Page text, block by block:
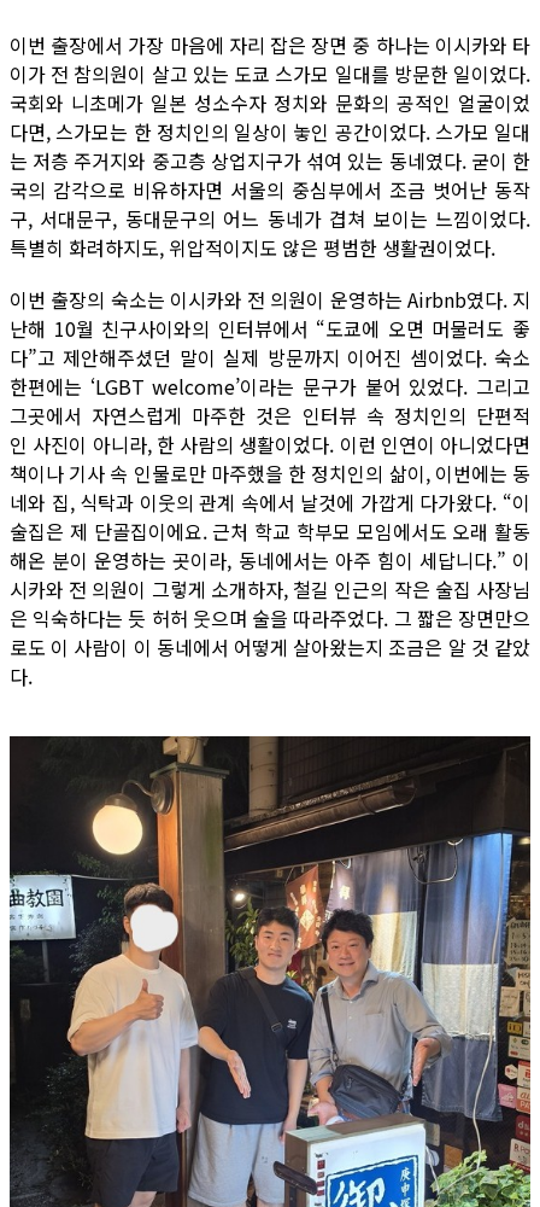
이번 출장에서 가장 마음에 자리 잡은 장면 중 하나는 이시카와 타
이가 전 참의원이 살고 있는 도쿄 스가모 일대를 방문한 일이었다.
국회와 니초메가 일본 성소수자 정치와 문화의 공적인 얼굴이었
다면, 스가모는 한 정치인의 일상이 놓인 공간이었다. 스가모 일대
는 저층 주거지와 중고층 상업지구가 섞여 있는 동네였다. 굳이 한
국의 감각으로 비유하자면 서울의 중심부에서 조금 벗어난 동작
구, 서대문구, 동대문구의 어느 동네가 겹쳐 보이는 느낌이었다.
특별히 화려하지도, 위압적이지도 않은 평범한 생활권이었다.
이번 출장의 숙소는 이시카와 전 의원이 운영하는 Airbnb였다. 지
난해 10월 친구사이와의 인터뷰에서 “도쿄에 오면 머물러도 좋
다”고 제안해주셨던 말이 실제 방문까지 이어진 셈이었다. 숙소
한편에는 ‘LGBT welcome’이라는 문구가 붙어 있었다. 그리고
그곳에서 자연스럽게 마주한 것은 인터뷰 속 정치인의 단편적
인 사진이 아니라, 한 사람의 생활이었다. 이런 인연이 아니었다면
책이나 기사 속 인물로만 마주했을 한 정치인의 삶이, 이번에는 동
네와 집, 식탁과 이웃의 관계 속에서 날것에 가깝게 다가왔다. “이
술집은 제 단골집이에요. 근처 학교 학부모 모임에서도 오래 활동
해온 분이 운영하는 곳이라, 동네에서는 아주 힘이 세답니다.” 이
시카와 전 의원이 그렇게 소개하자, 철길 인근의 작은 술집 사장님
은 익숙하다는 듯 허허 웃으며 술을 따라주었다. 그 짧은 장면만으
로도 이 사람이 이 동네에서 어떻게 살아왔는지 조금은 알 것 같았
다.